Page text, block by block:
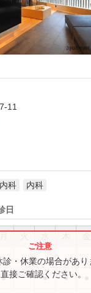
11
科 内科
日
● ● ●
・休業の場合があ
接ご確認ください。